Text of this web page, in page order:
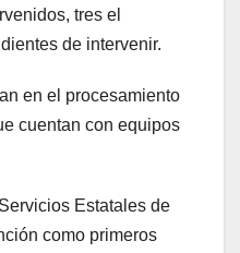
tres el
de intervenir.
en el procesamiento
cuentan con equipos
Estatales de
como primeros